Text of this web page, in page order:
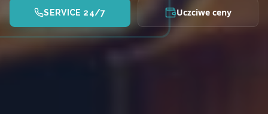
SERVICE 24/7 Uczciwe ceny